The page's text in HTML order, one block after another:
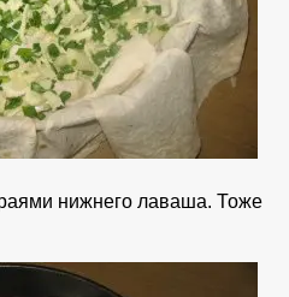
нижнего лаваша. Тоже